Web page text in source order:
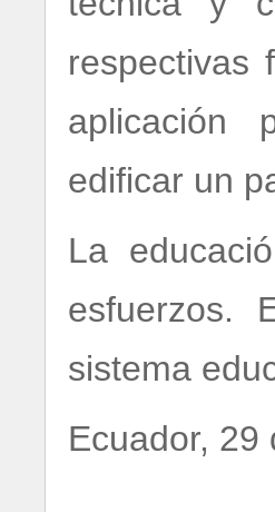
respectivas
aplicación
edificar un
La
esfuerzos.
sistema
Ecuador, 29